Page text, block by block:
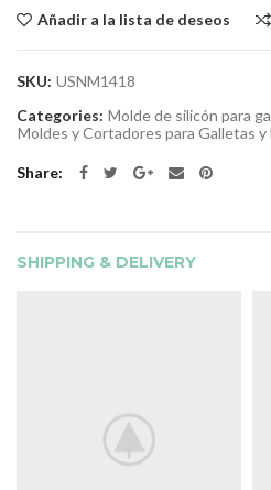
Añadir a la lista de deseos
SKU: USNM1418
Categories: Molde de silicón para
Moldes y Cortadores para Galletas
Share
SHIPPING & DELIVERY